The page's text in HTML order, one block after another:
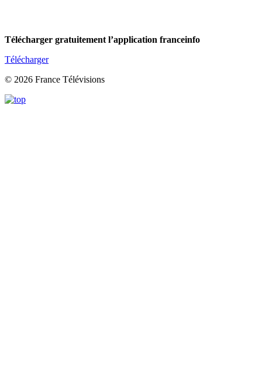
Télécharger gratuitement l’application franceinfo
Télécharger
© 2026 France Télévisions